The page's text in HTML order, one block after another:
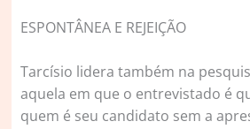
ESPONTÂNEA E REJEIÇÃO
Tarcísio lidera também na
aquela em que o entrevistado é
quem é seu candidato sem a